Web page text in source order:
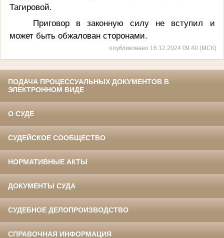
Тагировой.
Приговор в законную силу не вступил и
может быть обжалован сторонами.
опубликовано 16.12.2024 09:40 (МСК)
ПОДАЧА ПРОЦЕССУАЛЬНЫХ ДОКУМЕНТОВ В
ЭЛЕКТРОННОМ ВИДЕ
О СУДЕ
СУДЕЙСКОЕ СООБЩЕСТВО
НОРМАТИВНЫЕ АКТЫ
ДОКУМЕНТЫ СУДА
СУДЕБНОЕ ДЕЛОПРОИЗВОДСТВО
СПРАВОЧНАЯ ИНФОРМАЦИЯ